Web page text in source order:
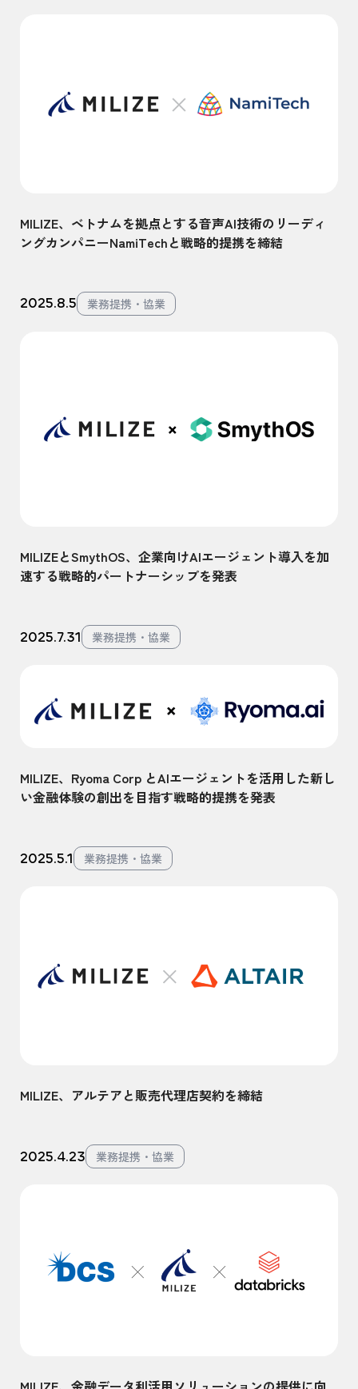
MILIZE、ベトナムを拠点とする音声AI技術のリーディ
ングカンパニーNamiTechと戦略的提携を締結
2025.8.5 業務提携・協業
MILIZEとSmythOS、企業向けAIエージェント導入を加
速する戦略的パートナーシップを発表
2025.7.31 業務提携・協業
MILIZE、Ryoma Corp とAIエージェントを活用した新し
い金融体験の創出を目指す戦略的提携を発表
2025.5.1 業務提携・協業
MILIZE、アルテアと販売代理店契約を締結
2025.4.23 業務提携・協業